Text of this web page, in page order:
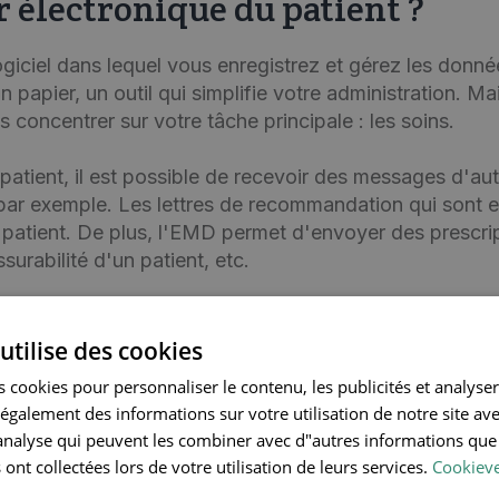
dans lequel vous enregistrez et gérez les
papier, un outil qui simplifie votre administration.
concentrer sur votre tâche principale : les soins.
il est possible de recevoir des messages
exemple. Les lettres de recommandation qui sont
De plus, l'EMD permet d'envoyer des
d'un patient, etc.
du patient
Communiquer
des cookies
cookies pour personnaliser le contenu, les publicités et
des informations sur votre utilisation de notre site
qui peuvent les combiner avec d"autres informations
collectées lors de votre utilisation de leurs services.